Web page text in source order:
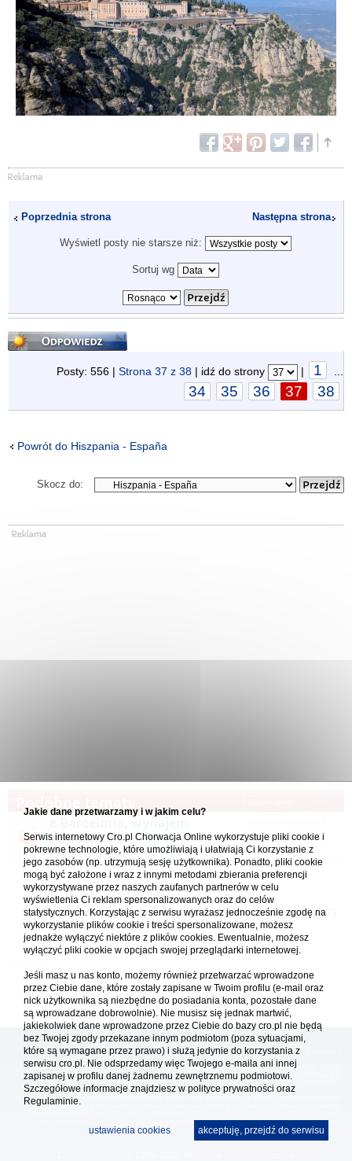
Poprzednia strona Następna strona
Wyświetl posty nie starsze niż:
Sortuj wg
Odpowiedz
Posty: 556 | Strona 37 z 38 | idź do strony | 1
34 35 36 37 38
Powrót do Hiszpania - España
Skocz do:
samochodu
wHiszpania - España
usunięty
18.03.2026 14:48
Forum Chorwacja Online - Cro.pl
Usuń ciasteczka• Strefa czasowa: UTC + 1 (Polska - czas zimowy) [ DST
[reklama ] [
Platforma cro.pl© Chorwacja online™ wykorzystuje cookies do prawidłowego działania, te pliki
gromadzą na Twoim komputerze dane ułatwiające korzystanie z serwisu; więcej informacji w
Redakcja platformy cro.pl© Chorwacja online™ nie odpowiada za treści zamieszczone przez
użytkowników. Korzystanie z serwisu oznacza akceptację regulaminu. Serwis ma charakter
się organizacją imprez turystycznych oraz nie odpowiada za treść zamieszczonych reklam.
Jakie dane przetwarzamy i w jakim celu?
Serwis internetowy Cro.pl Chorwacja Online wykorzystuje pliki cookie i
pokrewne technologie, które umożliwiają i ułatwiają Ci korzystanie z
jego zasobów (np. utrzymują sesję użytkownika). Ponadto, pliki cookie
mogą być założone i wraz z innymi metodami zbierania preferencji
wykorzystywane przez naszych zaufanych partnerów w celu
wyświetlenia Ci reklam spersonalizowanych oraz do celów
statystycznych. Korzystając z serwisu wyrażasz jednocześnie zgodę na
wykorzystanie plików cookie i treści spersonalizowane, możesz
jednakże wyłączyć niektóre z plików cookies. Ewentualnie, możesz
wyłączyć pliki cookie w opcjach swojej przeglądarki internetowej.
Jeśli masz u nas konto, możemy również przetwarzać wprowadzone
przez Ciebie dane, które zostały zapisane w Twoim profilu (e-mail oraz
nick użytkownika są niezbędne do posiadania konta, pozostałe dane
są wprowadzane dobrowolnie). Nie musisz się jednak martwić,
jakiekolwiek dane wprowadzone przez Ciebie do bazy cro.pl nie będą
bez Twojej zgody przekazane innym podmiotom (poza sytuacjami,
które są wymagane przez prawo) i służą jedynie do korzystania z
serwisu cro.pl. Nie odsprzedamy więc Twojego e-maila ani innej
zapisanej w profilu danej żadnemu zewnętrznemu podmiotowi.
Szczegółowe informacje znajdziesz w polityce prywatności oraz
Regulaminie.
akceptuję, przejdź do serwisu
ustawienia cookies